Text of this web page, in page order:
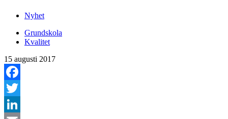
Nyhet
Grundskola
Kvalitet
15 augusti 2017
Facebook
Twitter